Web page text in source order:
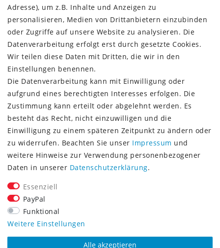
Versandinformationen
Rückgabeinformationen
Zahlungsinformationen
Vorkasse (3% Rabatt)
Paypal
Kauf auf Rechnung (Paypalservice)
Lastschrift (Paypalservice)
Kreditkarte (Paypalservice)
SOCIAL MEDIA
CONSULTING- UND TEXTAGENTUR
Adresse), um z.B. Inhalte und Anzeigen zu
personalisieren, Medien von Drittanbietern einzubinden
oder Zugriffe auf unsere Website zu analysieren. Die
Datenverarbeitung erfolgt erst durch gesetzte Cookies.
Wir teilen diese Daten mit Dritten, die wir in den
Einstellungen benennen.
Die Datenverarbeitung kann mit Einwilligung oder
aufgrund eines berechtigten Interesses erfolgen. Die
Zustimmung kann erteilt oder abgelehnt werden. Es
besteht das Recht, nicht einzuwilligen und die
Einwilligung zu einem späteren Zeitpunkt zu ändern oder
zu widerrufen. Beachten Sie unser Impressum und
weitere Hinweise zur Verwendung personenbezogener
Daten in unserer Daten­schutz­erklärung.
Essenziell
PayPal
Funktional
Weitere Einstellungen
Alle akzeptieren